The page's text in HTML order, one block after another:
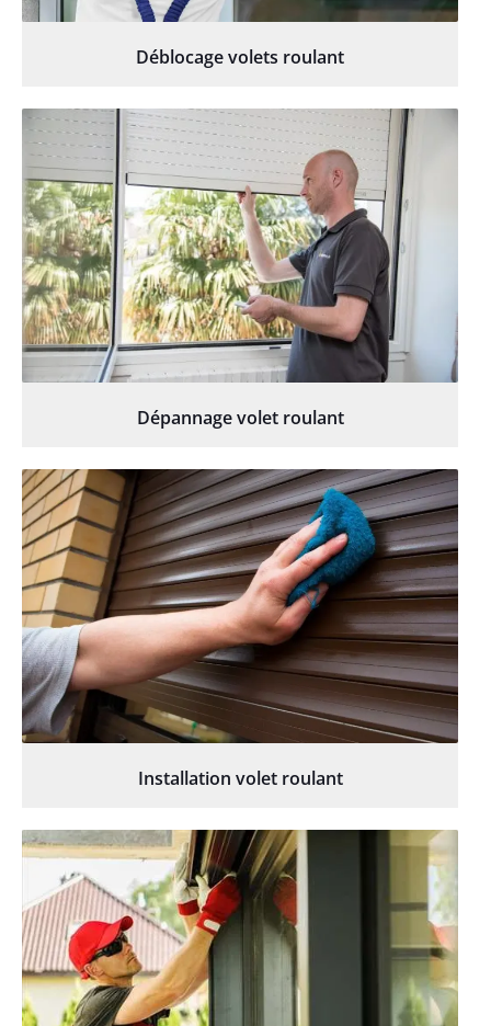
Déblocage volets roulant
Dépannage volet roulant
Installation volet roulant